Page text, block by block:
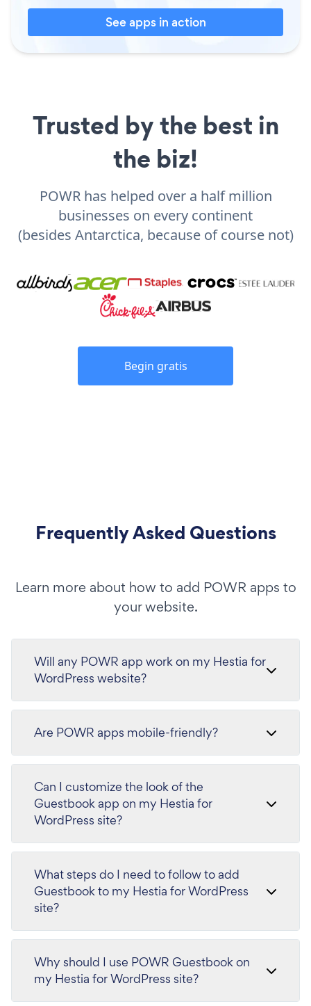
See apps in action
Trusted by the best in
the biz!
POWR has helped over a half million
businesses on every continent
(besides Antarctica, because of course not)
Begin gratis
Frequently Asked Questions
Learn more about how to add POWR apps to
your website.
Will any POWR app work on my Hestia for
WordPress website?
Are POWR apps mobile-friendly?
Can I customize the look of the
Guestbook app on my Hestia for
WordPress site?
What steps do I need to follow to add
Guestbook to my Hestia for WordPress
site?
Why should I use POWR Guestbook on
my Hestia for WordPress site?